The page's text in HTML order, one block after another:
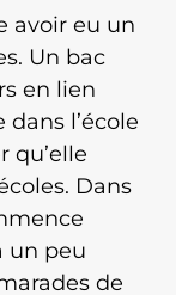
avoir eu un
Un bac
en lien
l’école
qu’elle
Dans
un peu
de